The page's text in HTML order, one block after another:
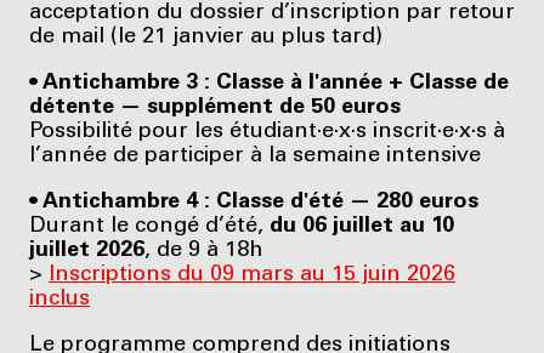
acceptation du dossier d’inscription par retour
de mail (le 21 janvier au plus tard)
• Antichambre 3 : Classe à l'année + Classe de
détente — supplément de 50 euros
Possibilité pour les étudiant·e·x·s inscrit·e·x·s à
l’année de participer à la semaine intensive
• Antichambre 4 : Classe d'été — 280 euros
Durant le congé d’été, du 06 juillet au 10
juillet 2026, de 9 à 18h
> Inscriptions du 09 mars au 15 juin 2026
inclus
Le programme comprend des initiations